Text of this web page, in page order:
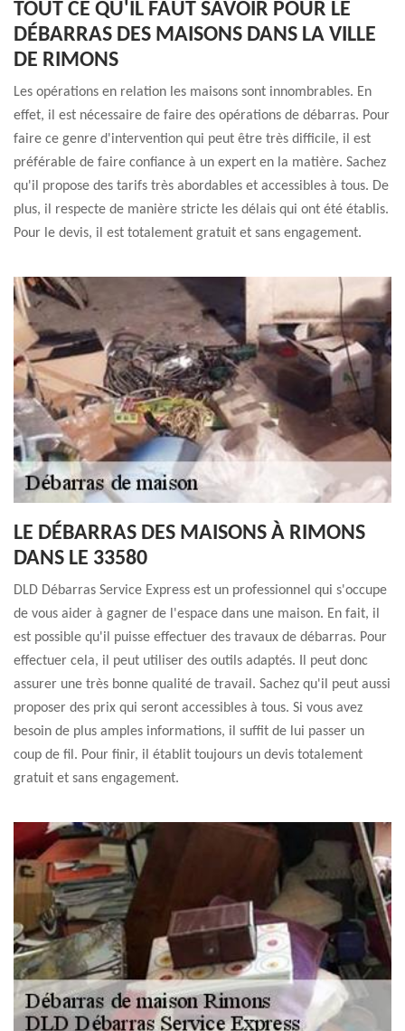
TOUT CE QU'IL FAUT SAVOIR POUR LE
DÉBARRAS DES MAISONS DANS LA VILLE
DE RIMONS
Les opérations en relation les maisons sont innombrables. En
effet, il est nécessaire de faire des opérations de débarras. Pour
faire ce genre d'intervention qui peut être très difficile, il est
préférable de faire confiance à un expert en la matière. Sachez
qu'il propose des tarifs très abordables et accessibles à tous. De
plus, il respecte de manière stricte les délais qui ont été établis.
Pour le devis, il est totalement gratuit et sans engagement.
LE DÉBARRAS DES MAISONS À RIMONS
DANS LE 33580
DLD Débarras Service Express est un professionnel qui s'occupe
de vous aider à gagner de l'espace dans une maison. En fait, il
est possible qu'il puisse effectuer des travaux de débarras. Pour
effectuer cela, il peut utiliser des outils adaptés. Il peut donc
assurer une très bonne qualité de travail. Sachez qu'il peut aussi
proposer des prix qui seront accessibles à tous. Si vous avez
besoin de plus amples informations, il suffit de lui passer un
coup de fil. Pour finir, il établit toujours un devis totalement
gratuit et sans engagement.